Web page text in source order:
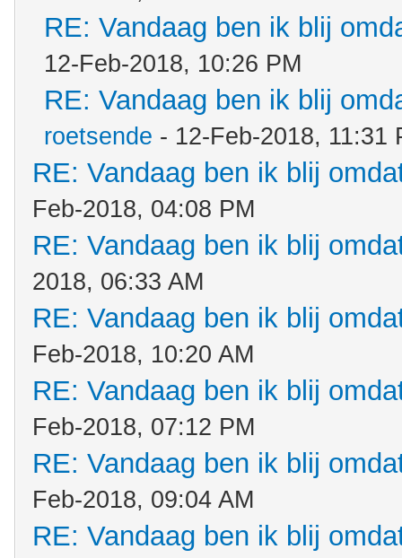
RE: Vandaag ben ik blij
12-Feb-2018, 10:26 PM
RE: Vandaag ben ik blij
roetsende - 12-Feb-2018, 11:31
RE: Vandaag ben ik blij
Feb-2018, 04:08 PM
RE: Vandaag ben ik blij
2018, 06:33 AM
RE: Vandaag ben ik blij
Feb-2018, 10:20 AM
RE: Vandaag ben ik blij
Feb-2018, 07:12 PM
RE: Vandaag ben ik blij
Feb-2018, 09:04 AM
RE: Vandaag ben ik blij